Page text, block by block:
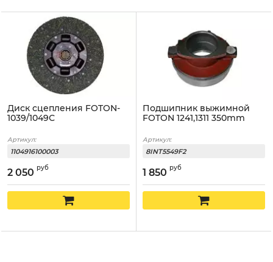
Диск сцепления FOTON-
1039/1049С
Артикул:
1104916100003
2 050 руб
Подшипник выжимной
FOTON 1241,1311 350mm
Артикул:
8INT5549F2
1 850 руб